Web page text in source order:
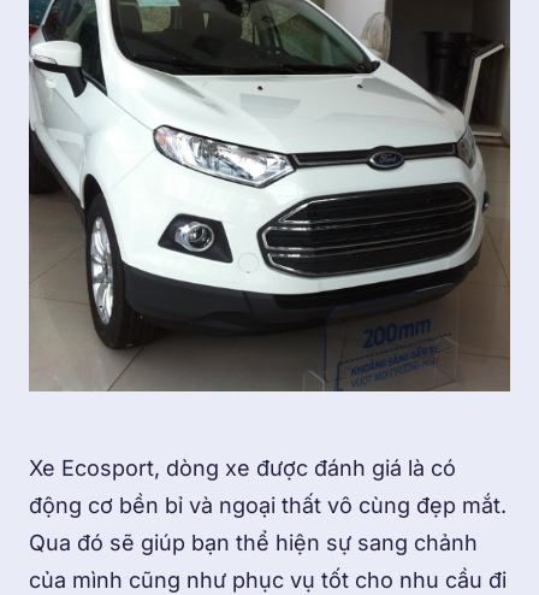
Xe Ecosport, dòng xe được đánh giá là có
động cơ bền bỉ và ngoại thất vô cùng đẹp mắt.
Qua đó sẽ giúp bạn thể hiện sự sang chảnh
của mình cũng như phục vụ tốt cho nhu cầu đi